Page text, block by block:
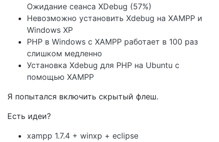
Ожидание сеанса XDebug (57%)
Невозможно установить Xdebug на XAMPP и
Windows XP
PHP в Windows с XAMPP работает в 100 раз
слишком медленно
Установка Xdebug для PHP на Ubuntu с
помощью XAMPP
Я попытался включить скрытый флеш.
Есть идеи?
xampp 1.7.4 + winxp + eclipse